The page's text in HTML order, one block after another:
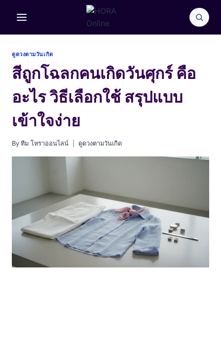
ดูดวงตามวันเกิด
สีถูกโฉลกคนเกิดวันศุกร์ คือ
อะไร วิธีเลือกใช้ สรุปแบบ
เข้าใจง่าย
By ทีม โหราออนไลน์ ดูดวงตามวันเกิด